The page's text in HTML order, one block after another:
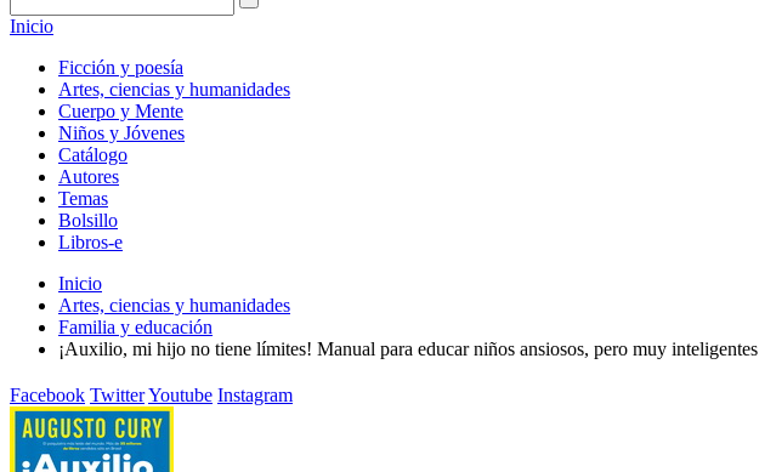
Inicio
Ficción y poesía
Artes, ciencias y humanidades
Cuerpo y Mente
Niños y Jóvenes
Catálogo
Autores
Temas
Bolsillo
Libros-e
Inicio
Artes, ciencias y humanidades
Familia y educación
¡Auxilio, mi hijo no tiene límites! Manual para educar niños ansiosos, pero muy inteligentes
Facebook TwitterYoutube Instagram